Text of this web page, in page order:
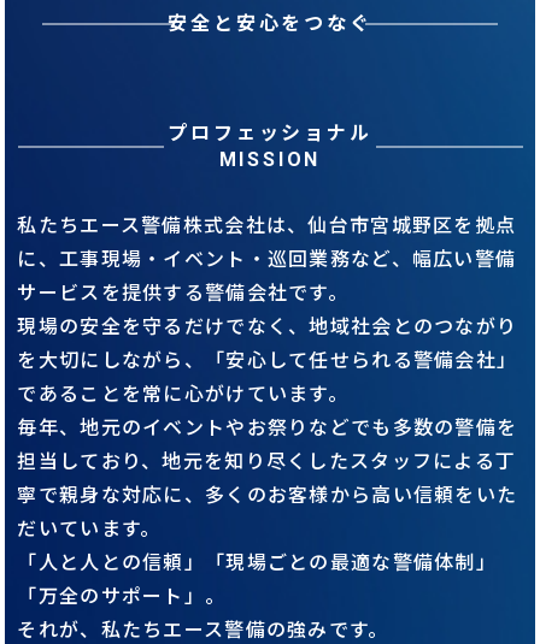
安全と安心をつなぐ
プロフェッショナル
MISSION
私たちエース警備株式会社は、仙台市宮城野区を拠点
に、工事現場・ イベント・巡回業務など、幅広い警備
サービスを提供する警備会社です。
現場の安全を守るだけでなく、地域社会とのつながり
を大切にしながら、
「安心して任せられる警備会社」
であることを常に心がけています。
毎年、地元のイベントやお祭りなどでも多数の警備を
担当しており、地元を知り尽くしたスタッフによる丁
寧で親身な対応に、 多くのお客様から高い信頼をいた
だいています。
「人と人との信頼」「現場ごとの最適な警備体制」
「万全のサポート」。
それが、私たちエース警備の強みです。